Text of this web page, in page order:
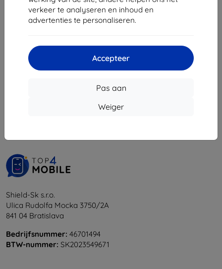
verkeer te analyseren en inhoud en
advertenties te personaliseren.
Accepteer
Pas aan
Weiger
€ 10,71 € 8,91
Shield-Sk s.r.o.
Ulica Rudolfa Mocka 3750/2A
841 04 Bratislava
Bedrijfsnummer: 46701494
BTW-nummer: SK2023549671